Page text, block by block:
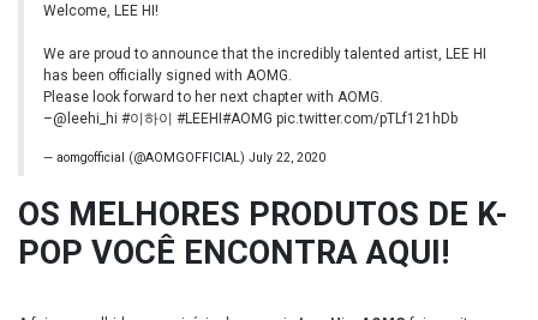
Welcome, LEE HI!
We are proud to announce that the incredibly talented artist, LEE HI
has been officially signed with AOMG.
Please look forward to her next chapter with AOMG.
–@leehi_hi #이하이 #LEEHI#AOMG pic.twitter.com/pTLf121hDb
— aomgofficial (@AOMGOFFICIAL) July 22, 2020
OS MELHORES PRODUTOS DE K-
POP VOCÊ ENCONTRA AQUI!